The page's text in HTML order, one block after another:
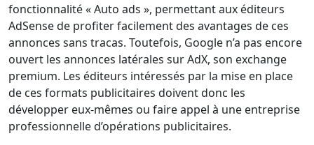
fonctionnalité « Auto ads », permettant aux éditeurs
AdSense de profiter facilement des avantages de ces
annonces sans tracas. Toutefois, Google n’a pas encore
ouvert les annonces latérales sur AdX, son exchange
premium. Les éditeurs intéressés par la mise en place
de ces formats publicitaires doivent donc les
développer eux-mêmes ou faire appel à une entreprise
professionnelle d’opérations publicitaires.